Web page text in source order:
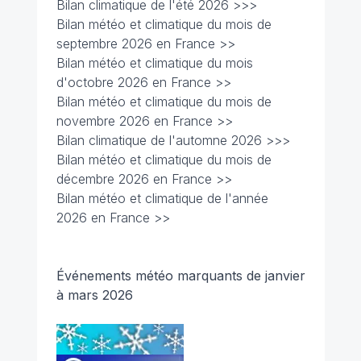
Bilan climatique de l'été 2026 >>>
Bilan météo et climatique du mois de
septembre 2026 en France >>
Bilan météo et climatique du mois
d'octobre 2026 en France >>
Bilan météo et climatique du mois de
novembre 2026 en France >>
Bilan climatique de l'automne 2026 >>>
Bilan météo et climatique du mois de
décembre 2026 en France >>
Bilan météo et climatique de l'année
2026 en France >>
Événements météo marquants de janvier
à mars 2026